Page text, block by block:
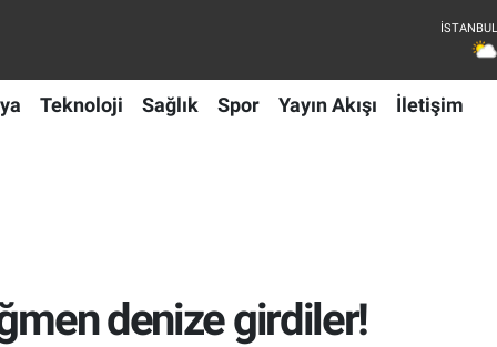
Teknoloji Sağlık Spor Yayın Akışı İletişim
denize girdiler!